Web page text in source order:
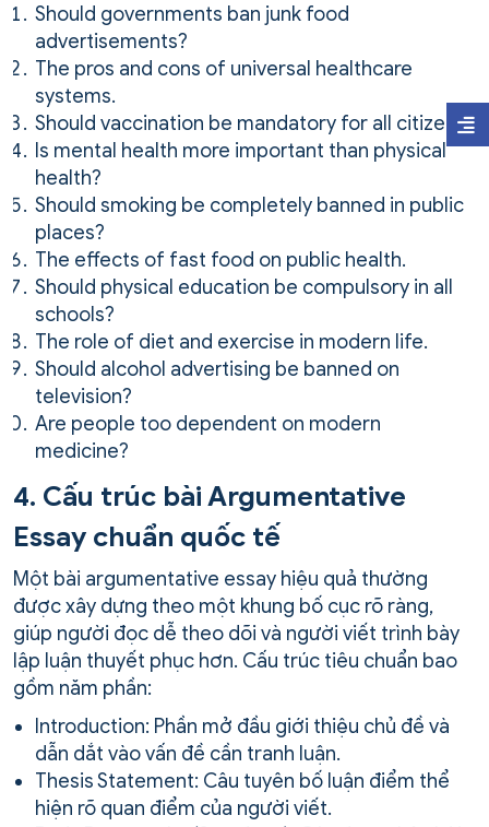
Should governments ban junk food
advertisements?
The pros and cons of universal healthcare
systems.
Should vaccination be mandatory for all citizens?
Is mental health more important than physical
health?
Should smoking be completely banned in public
places?
The effects of fast food on public health.
Should physical education be compulsory in all
schools?
The role of diet and exercise in modern life.
Should alcohol advertising be banned on
television?
Are people too dependent on modern
medicine?
4. Cấu trúc bài Argumentative
Essay chuẩn quốc tế
Một bài argumentative essay hiệu quả thường
được xây dựng theo một khung bố cục rõ ràng,
giúp người đọc dễ theo dõi và người viết trình bày
lập luận thuyết phục hơn. Cấu trúc tiêu chuẩn bao
gồm năm phần:
Introduction: Phần mở đầu giới thiệu chủ đề và
dẫn dắt vào vấn đề cần tranh luận.
Thesis Statement: Câu tuyên bố luận điểm thể
hiện rõ quan điểm của người viết.